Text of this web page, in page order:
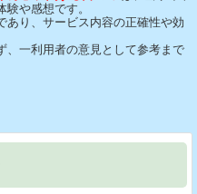
や感想です。
あり、サービス内容の正確性や効
、一利用者の意見として参考まで